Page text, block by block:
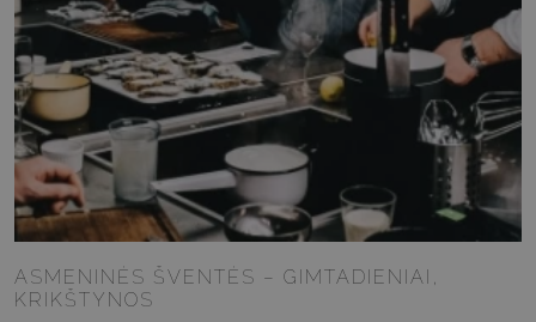
ASMENINĖS ŠVENTĖS – GIMTADIENIAI,
KRIKŠTYNOS